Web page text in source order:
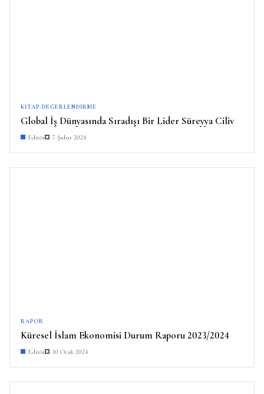
KITAP-DEĞERLENDIRME
Global İş Dünyasında Sıradışı Bir Lider Süreyya Ciliv
Editör 7 Şubat 2024
RAPOR
Küresel İslam Ekonomisi Durum Raporu 2023/2024
Editör 10 Ocak 2024